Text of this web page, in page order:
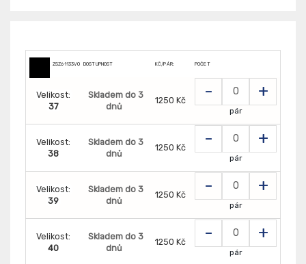
ZSZ61133V01 DOSTUPNOST KČ/PÁR: POČET
Velikost:
37
Skladem do 3
dnů
1250 Kč - +
pár
Velikost:
38
Skladem do 3
dnů
1250 Kč - +
pár
Velikost:
39
Skladem do 3
dnů
1250 Kč - +
pár
Velikost:
40
Skladem do 3
dnů
1250 Kč - +
pár